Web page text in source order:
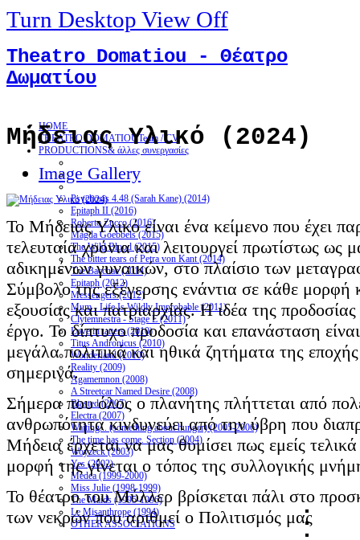
Turn Desktop View Off
Theatro Domatiou - Θέατρο
Δωματίου
HOME
THEATRO DOMATIOUTeam / CV
PRODUCTIONS& άλλες συνεργασίες
Psychosis 4.48 (Sarah Kane) (2014)
Epitaph II (2016)
Roberto Zucco (2016)
Magda Goebbels (2015)
The Wild Blood (2015)
The bitter tears of Petra von Kant (2014)
The Bacchae (2014)
Epitaph (2012)
Messengers (2012)
Mum - Life Is Wildly Improbable (2011)
Clytemnestra - Stage E (2011)
Love in tatters (2010)
Titus Andronicus (2010)
Wonderland (2010)
Reality (2009)
Agamemnon (2008)
A Streetcar Named Desire (2008)
Blasted (2007)
Electra (2007)
Waiting... (something about hunger) (2005-2006)
The time has come. Section (2004)
Woyzeck (2003)
Yes (2002)
Medea (1999-2000)
Miss Julie (1998-1999)
The Maids (1995-1996)
Le Misanthrope (1994)
OTHER ASSOCIATIONS
Μήδειας Υλικό (2024)
Image Gallery
Το Μήδειας Υλικό είναι ένα κείμενο που έχει
τελευταία χρόνια και λειτουργεί πρωτίστως ως
αδικημένων γυναικών, στο πλαίσιο των
Σύμβολο της εξέγερσης ενάντια σε κάθε μορφή
εξουσίας και πατριαρχίας. Η ιδέα της
έργο. Το δίπτυχο προδοσία και επανάσταση
μεγάλα πολιτικά και ηθικά ζητήματα της
σημερινά.
Σήμερα που όλος ο πλανήτης πλήττεται από
ανθρωπότητα κινδυνεύει από την ύβρη που
Μήδεια έρχεται να μας θυμίσει πως εμείς
μορφή της γίνεται ο τόπος της συλλογικής
Το θέατρο του Μύλλερ βρίσκεται πάλι στο
των νεκρών που αριθμεί ο Πολιτισμός μας